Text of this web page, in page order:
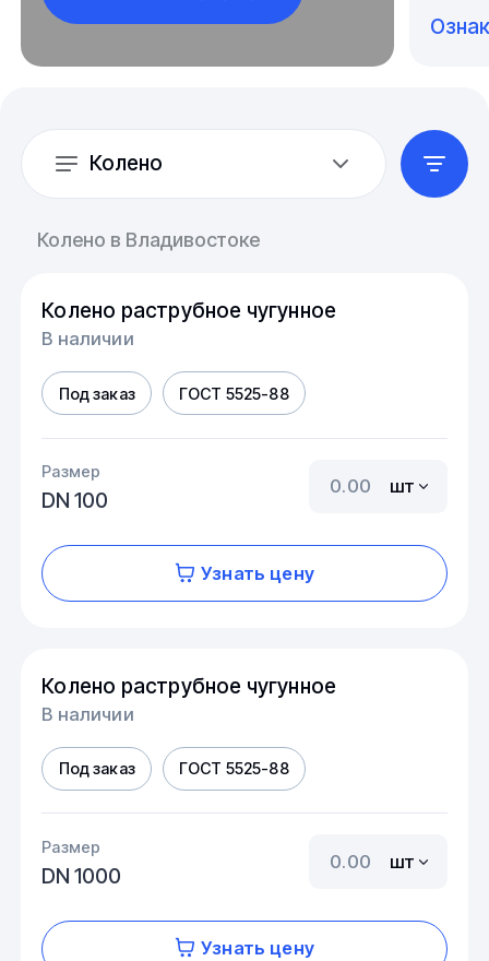
Колено
Колено в Владивостоке
Колено раструбное чугунное
В наличии
Под заказ ГОСТ 5525-88
Размер
DN 100
шт
Узнать цену
Колено раструбное чугунное
В наличии
Под заказ ГОСТ 5525-88
Размер
DN 1000
шт
Узнать цену